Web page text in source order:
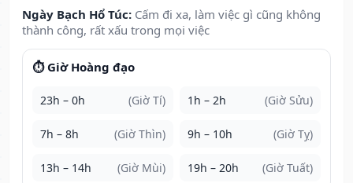
Ngày Bạch Hổ Túc: Cấm đi xa, làm việc gì cũng không
thành công, rất xấu trong mọi việc
⏱️ Giờ Hoàng đạo
23h – 0h (Giờ Tí) 1h – 2h (Giờ Sửu)
7h – 8h (Giờ Thìn) 9h – 10h (Giờ Tỵ)
13h – 14h (Giờ Mùi) 19h – 20h (Giờ Tuất)